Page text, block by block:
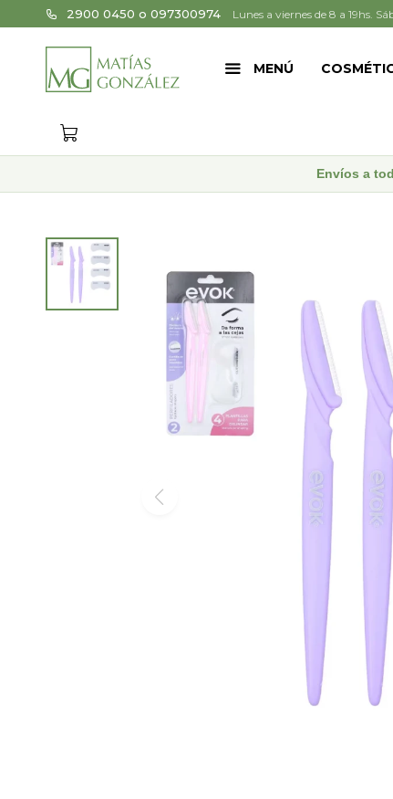
MENÚ
2900 0450 o 097300974 Lunes a viernes de 8 a 19hs.
Envíos a